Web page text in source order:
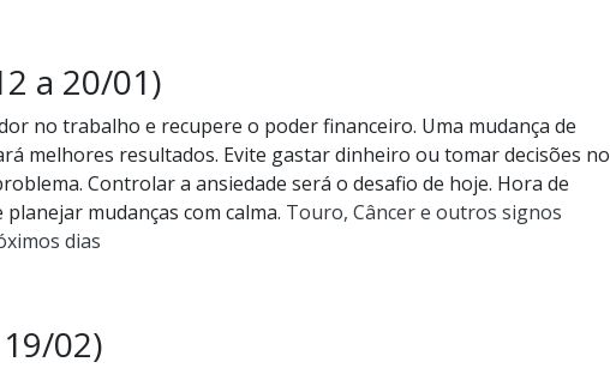
a 20/01)
no trabalho e recupere o poder financeiro. Uma mudança de
melhores resultados. Evite gastar dinheiro ou tomar decisões no
Controlar a ansiedade será o desafio de hoje. Hora de
mudanças com calma. Touro, Câncer e outros signos
dias
02)